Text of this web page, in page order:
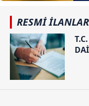
kullanılmaktadır. Bu
verileriniz işlenmekte
toplumu hizmetlerinin
kullanılmaktadır.
kılınması ve
reklam/pazarlama
sınırlı olarak açık
RESMİ İLANLAR